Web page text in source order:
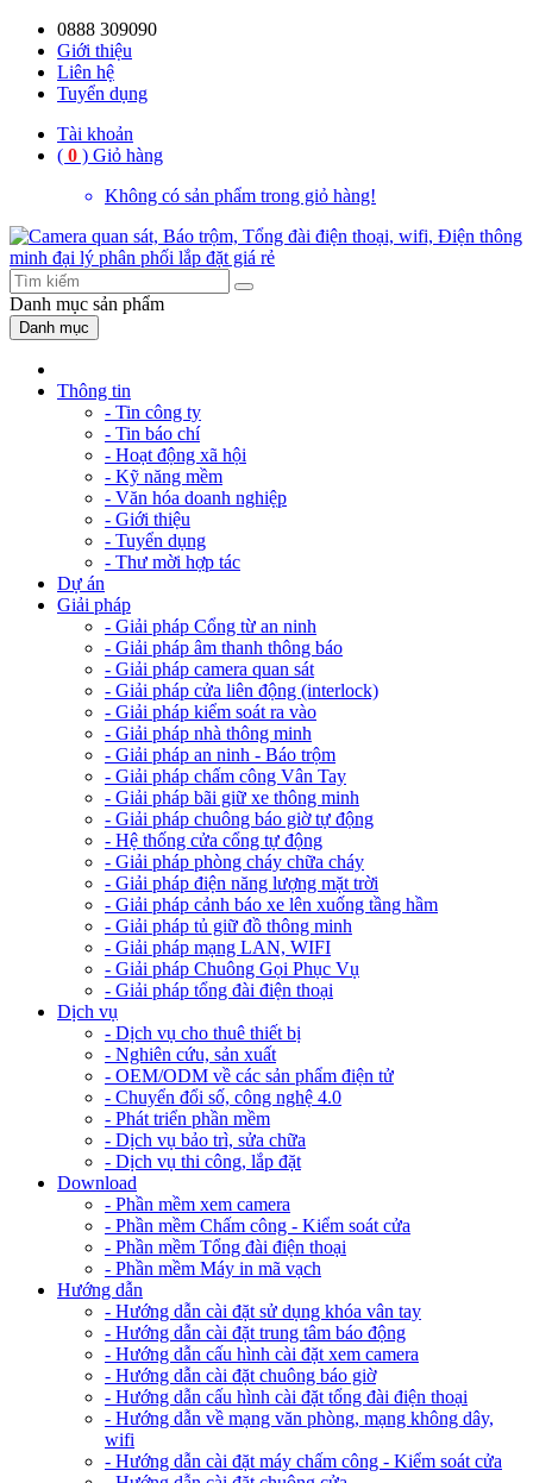
0888 309090
Giới thiệu
Liên hệ
Tuyển dụng
Tài khoản
( 0 ) Giỏ hàng
Không có sản phẩm trong giỏ hàng!
Danh mục sản phẩm
Danh mục
Thông tin
- Tin công ty
- Tin báo chí
- Hoạt động xã hội
- Kỹ năng mềm
- Văn hóa doanh nghiệp
- Giới thiệu
- Tuyển dụng
- Thư mời hợp tác
Dự án
Giải pháp
- Giải pháp Cổng từ an ninh
- Giải pháp âm thanh thông báo
- Giải pháp camera quan sát
- Giải pháp cửa liên động (interlock)
- Giải pháp kiểm soát ra vào
- Giải pháp nhà thông minh
- Giải pháp an ninh - Báo trộm
- Giải pháp chấm công Vân Tay
- Giải pháp bãi giữ xe thông minh
- Giải pháp chuông báo giờ tự động
- Hệ thống cửa cổng tự động
- Giải pháp phòng cháy chữa cháy
- Giải pháp điện năng lượng mặt trời
- Giải pháp cảnh báo xe lên xuống tầng hầm
- Giải pháp tủ giữ đồ thông minh
- Giải pháp mạng LAN, WIFI
- Giải pháp Chuông Gọi Phục Vụ
- Giải pháp tổng đài điện thoại
Dịch vụ
- Dịch vụ cho thuê thiết bị
- Nghiên cứu, sản xuất
- OEM/ODM về các sản phẩm điện tử
- Chuyển đổi số, công nghệ 4.0
- Phát triển phần mềm
- Dịch vụ bảo trì, sửa chữa
- Dịch vụ thi công, lắp đặt
Download
- Phần mềm xem camera
- Phần mềm Chấm công - Kiểm soát cửa
- Phần mềm Tổng đài điện thoại
- Phần mềm Máy in mã vạch
Hướng dẫn
- Hướng dẫn cài đặt sử dụng khóa vân tay
- Hướng dẫn cài đặt trung tâm báo động
- Hướng dẫn cấu hình cài đặt xem camera
- Hướng dẫn cài đặt chuông báo giờ
- Hướng dẫn cấu hình cài đặt tổng đài điện thoại
- Hướng dẫn về mạng văn phòng, mạng không dây,
wifi
- Hướng dẫn cài đặt máy chấm công - Kiểm soát cửa